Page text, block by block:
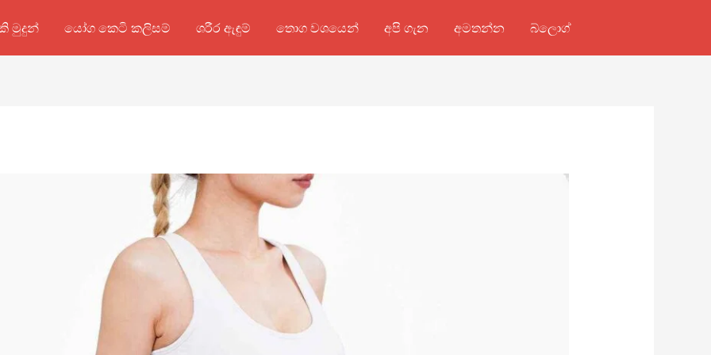
මුදුන් යෝග කෙටි කලිසම් ශරීර ඇඳුම් තොග වශයෙන් අපි ගැන අමතන්න බ්ලොග්